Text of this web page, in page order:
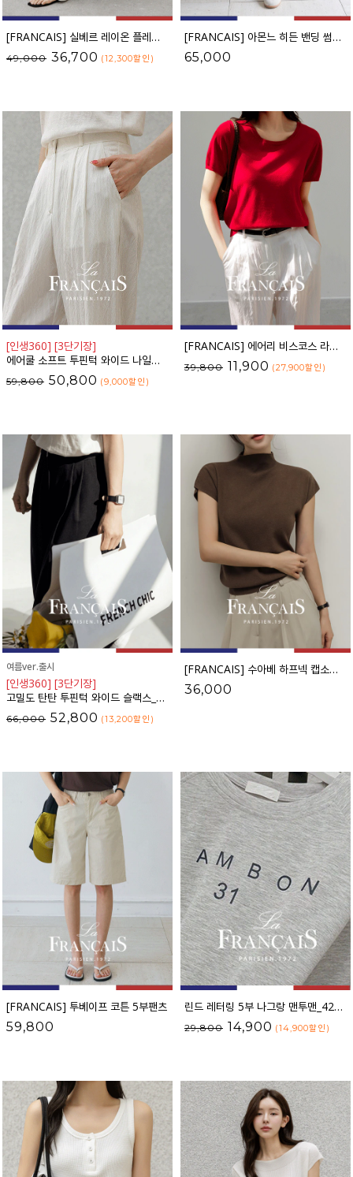
[FRANCAIS] 실베르 레이온 플레어 트레이닝 팬츠_62TR2607
49,000 36,700 (12,300할인 )
[FRANCAIS] 아몬느 히든 밴딩 썸머 4부 팬츠_F6H490PT
65,000
[인생360] [3단기장]
에어쿨 소프트 투핀턱 와이드 나일론 슬랙스_F6S350SL
59,800 50,800 (9,000할인 )
[FRANCAIS] 에어리 비스코스 라운드 니트_F6S407KN
39,800 11,900 (27,900할인 )
여름ver.출시
[인생360] [3단기장]
고밀도 탄탄 투핀턱 와이드 슬랙스_F6S169SL
66,000 52,800 (13,200할인 )
[FRANCAIS] 수아베 하프넥 캡소매 니트_F6S187KN
36,000
[FRANCAIS] 투베이프 코튼 5부팬츠
59,800
린드 레터링 5부 나그랑 맨투맨_42TS1794
29,800 14,900 (14,900할인 )